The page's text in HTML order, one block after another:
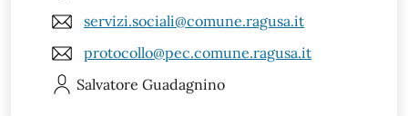
servizi.sociali@comune.ragusa.it
protocollo@pec.comune.ragusa.it
Salvatore Guadagnino